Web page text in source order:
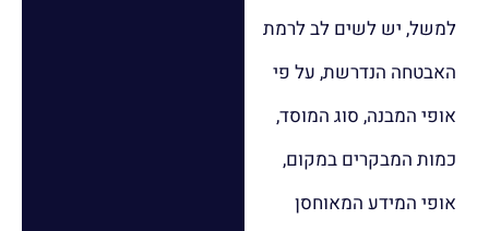
למשל, יש לשים לב לרמת
האבטחה הנדרשת, על פי
אופי המבנה, סוג המוסד,
כמות המבקרים במקום,
אופי המידע המאוחסן